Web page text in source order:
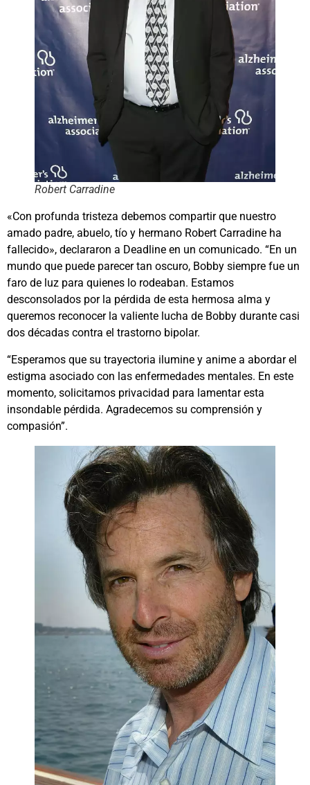
Robert Carradine
«Con profunda tristeza debemos compartir que nuestro
amado padre, abuelo, tío y hermano Robert Carradine ha
fallecido», declararon a Deadline en un comunicado. “En un
mundo que puede parecer tan oscuro, Bobby siempre fue un
faro de luz para quienes lo rodeaban. Estamos
desconsolados por la pérdida de esta hermosa alma y
queremos reconocer la valiente lucha de Bobby durante casi
dos décadas contra el trastorno bipolar.
“Esperamos que su trayectoria ilumine y anime a abordar el
estigma asociado con las enfermedades mentales. En este
momento, solicitamos privacidad para lamentar esta
insondable pérdida. Agradecemos su comprensión y
compasión”.